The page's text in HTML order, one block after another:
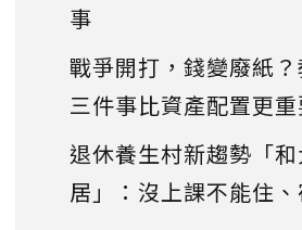
事
戰爭開打，錢變廢紙
三件事比資產配置更重
退休養生村新趨勢「
居」：沒上課不能住